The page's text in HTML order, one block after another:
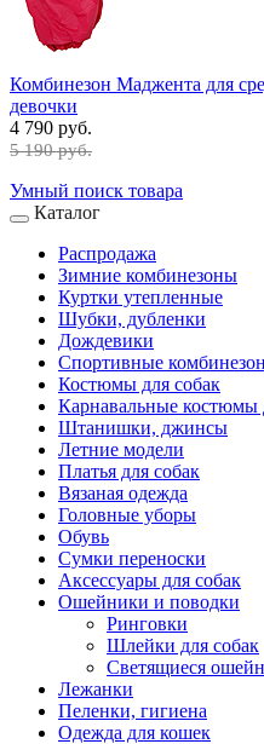
Комбинезон Маджента для
девочки
4 790 руб.
5 190 руб.
Умный поиск товара
Каталог
Распродажа
Зимние комбинезоны
Куртки утепленные
Шубки, дубленки
Дождевики
Спортивные
Костюмы для собак
Карнавальные костюмы
Штанишки, джинсы
Летние модели
Платья для собак
Вязаная одежда
Головные уборы
Обувь
Сумки переноски
Аксессуары для собак
Ошейники и поводки
Ринговки
Шлейки для собак
Светящиеся
Лежанки
Пеленки, гигиена
Одежда для кошек